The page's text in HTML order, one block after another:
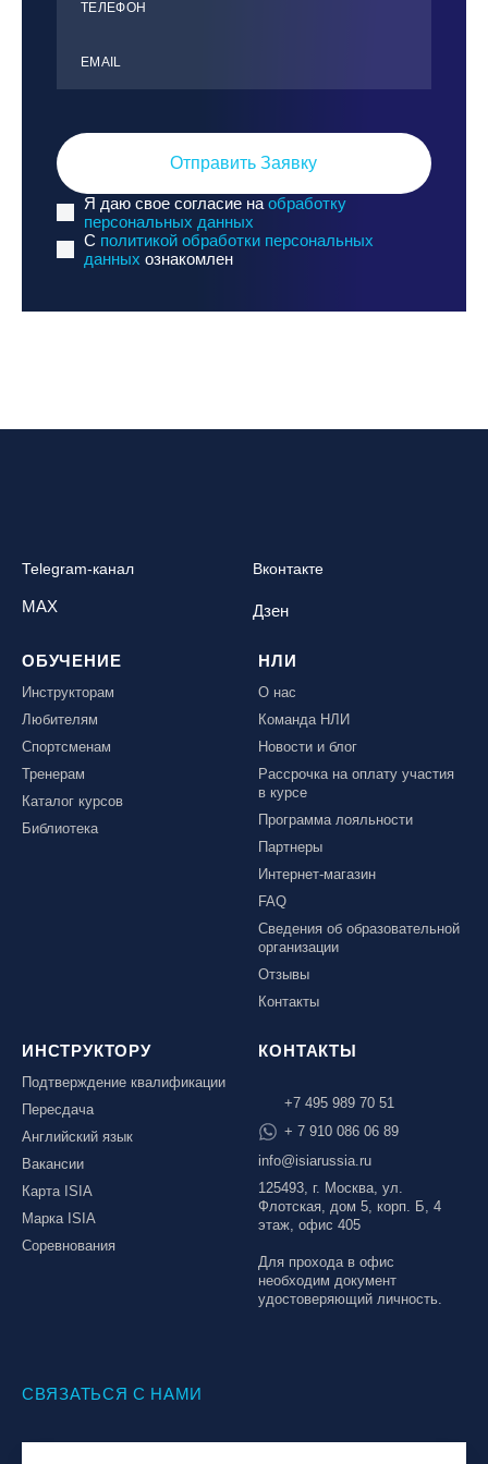
Республика Башкортостан, ГЛЦ "Банное"
Республика Башкортостан., с. Новоабзаково, ГЛЦ
Самара, ГЛК «СОК»
Санкт-Петербург, Всесезонный курорт «Игора»
Санкт-Петербург, Скейт-парк под мостом Бетанкура
Сочи, ГК «Красная Поляна»
Сочи, ГТЦ «Газпром»
ТЕЛЕФОН
ЕMАIL
Отправить Заявку
Я даю свое согласие на обработку
персональных данных
C политикой обработки персональных
данных ознакомлен
Telegram-канал Вконтакте
MAX Дзен
ОБУЧЕНИЕ
Инструкторам
Любителям
Спортсменам
Тренерам
Каталог курсов
Библиотека
НЛИ
О нас
Команда НЛИ
Новости и блог
Рассрочка на оплату участия
в курсе
Программа лояльности
Партнеры
Интернет-магазин
FAQ
Сведения об образовательной
организации
Отзывы
Контакты
ИНСТРУКТОРУ
Подтверждение квалификации
Пересдача
Английский язык
Вакансии
Карта ISIA
Марка ISIA
Соревнования
КОНТАКТЫ
+7 495 989 70 51
+ 7 910 086 06 89
info@isiarussia.ru
125493, г. Москва, ул.
Флотская, дом 5, корп. Б, 4
этаж, офис 405
Для прохода в офис
необходим документ
удостоверяющий личность.
СВЯЗАТЬСЯ С НАМИ